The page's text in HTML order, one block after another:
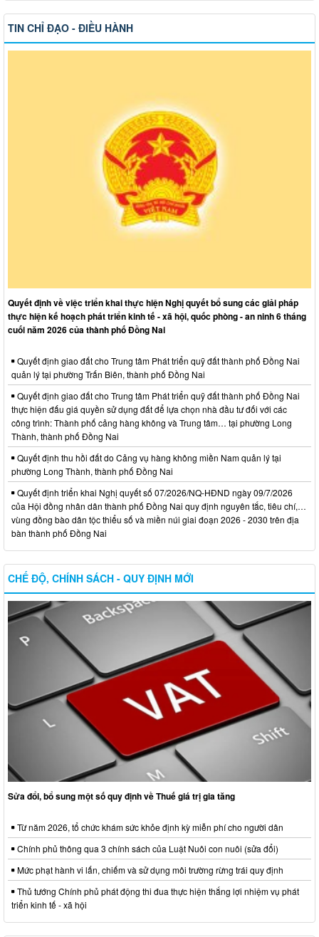
TIN CHỈ ĐẠO - ĐIỀU HÀNH
Quyết định về việc triển khai thực hiện Nghị quyết bổ sung các giải pháp
thực hiện kế hoạch phát triển kinh tế - xã hội, quốc phòng - an ninh 6 tháng
cuối năm 2026 của thành phố Đồng Nai
Quyết định giao đất cho Trung tâm Phát triển quỹ đất thành phố Đồng Nai
quản lý tại phường Trấn Biên, thành phố Đồng Nai
Quyết định giao đất cho Trung tâm Phát triển quỹ đất thành phố Đồng Nai
thực hiện đấu giá quyền sử dụng đất để lựa chọn nhà đầu tư đối với các
công trình: Thành phố cảng hàng không và Trung tâm… tại phường Long
Thành, thành phố Đồng Nai
Quyết định thu hồi đất do Cảng vụ hàng không miền Nam quản lý tại
phường Long Thành, thành phố Đồng Nai
Quyết định triển khai Nghị quyết số 07/2026/NQ-HĐND ngày 09/7/2026
của Hội đồng nhân dân thành phố Đồng Nai quy định nguyên tắc, tiêu chí,…
vùng đồng bào dân tộc thiểu số và miền núi giai đoạn 2026 - 2030 trên địa
bàn thành phố Đồng Nai
CHẾ ĐỘ, CHÍNH SÁCH - QUY ĐỊNH MỚI
Sửa đổi, bổ sung một số quy định về Thuế giá trị gia tăng
Từ năm 2026, tổ chức khám sức khỏe định kỳ miễn phí cho người dân
Chính phủ thông qua 3 chính sách của Luật Nuôi con nuôi (sửa đổi)
Mức phạt hành vi lấn, chiếm và sử dụng môi trường rừng trái quy định
Thủ tướng Chính phủ phát động thi đua thực hiện thắng lợi nhiệm vụ phát
triển kinh tế - xã hội